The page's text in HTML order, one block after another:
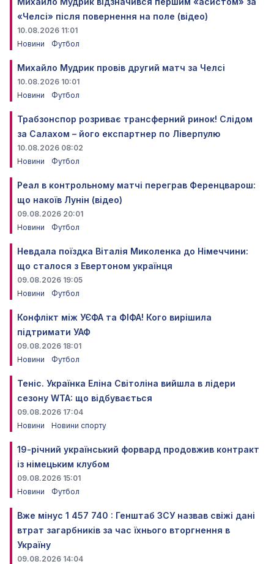
«Челсі» після повернення на поле (відео)
10.08.2026 11:01
Новини
Футбол
Михайло Мудрик провів другий матч за Челсі
10.08.2026 10:01
Новини
Футбол
Трабзонспор розриває трансферний ринок! Слідом
за Салахом – його експартнер по Ліверпулю
10.08.2026 08:02
Новини
Футбол
Реал в контрольному матчі переграв Ференцварош:
що накоїв Лунін (відео)
09.08.2026 20:01
Новини
Футбол
Невдала поїздка Віталія Миколенка до Німеччини:
що сталося з Евертоном українця
09.08.2026 19:05
Новини
Футбол
Конфлікт між УЄФА та ФІФА! Кого вирішила
підтримати УАФ
09.08.2026 18:01
Новини
Футбол
Теніс. Українка Еліна Світоліна вийшла в лідери
сезону WTA: що відбувається
09.08.2026 17:04
Новини
Новини спорту
19-річний український форвард продовжив контракт
із німецьким клубом
09.08.2026 15:01
Новини
Футбол
Вже мінус 1 457 740 : Генштаб ЗСУ назвав свіжі дані
втрат загарбників за час їхнього вторгнення в
Україну
09.08.2026 14:04